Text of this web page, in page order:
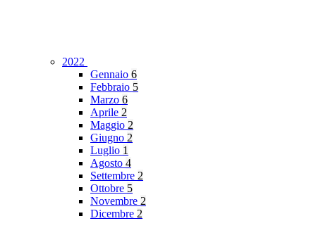
2022
Gennaio 6
Febbraio 5
Marzo 6
Aprile 2
Maggio 2
Giugno 2
Luglio 1
Agosto 4
Settembre 2
Ottobre 5
Novembre 2
Dicembre 2